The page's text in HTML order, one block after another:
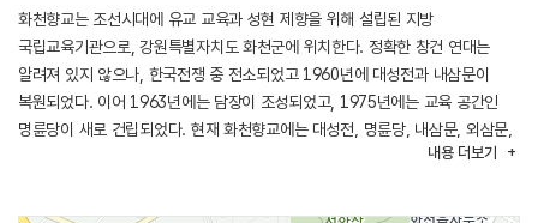
화천향교는 조선시대에 유교 교육과 성현 제향을 위해 설립된 지방
국립교육기관으로, 강원특별자치도 화천군에 위치한다. 정확한 창건 연대는
알려져 있지 않으나, 한국전쟁 중 전소되었고 1960년에 대성전과 내삼문이
복원되었다. 이어 1963년에는 담장이 조성되었고, 1975년에는 교육 공간인
명륜당이 새로 건립되었다. 현재 화천향교에는 대성전, 명륜당, 내삼문, 외삼문,
제기고 등의 건물이 남아 있다. 대성전은 공자를 비롯한 유교 성현들에게 제사를
기능을 상징한다. 제기고는 제사용 기물을 보관하는 창고로 사용된다. 향교는
내용 더보기